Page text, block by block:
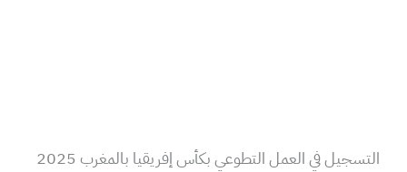
التسجيل في العمل التطوعي بكأس إفريقيا بالمغرب 2025